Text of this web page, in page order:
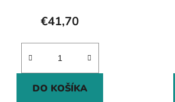
€41,70
DO KOŠÍKA